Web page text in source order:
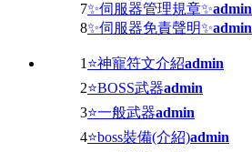
7✨伺服器管理規章✨admin
8✨伺服器免責聲明✨admin
1 ⭐神寵符文介紹admin
2⭐BOSS武器admin
3⭐一般武器admin
4⭐boss裝備(介紹)admin